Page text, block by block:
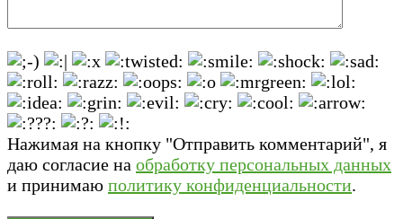
Нажимая на кнопку "Отправить комментарий", я
даю согласие на обработку персональных данных
и принимаю политику конфиденциальности.